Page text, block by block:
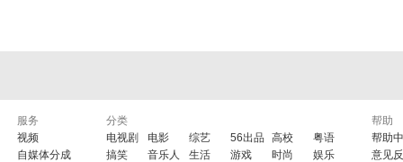
服务
视频
自媒体分成
分类
电视剧
电影 综艺 56出品 高校
粤语
搞笑
音乐人 生活 游戏 时尚
娱乐
帮助
帮助
意见